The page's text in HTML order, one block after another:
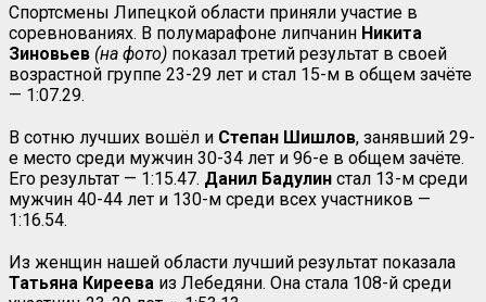
Спортсмены Липецкой области приняли участие в
соревнованиях. В полумарафоне липчанин Никита
Зиновьев (на фото) показал третий результат в своей
возрастной группе 23-29 лет и стал 15-м в общем зачёте
— 1:07.29.
В сотню лучших вошёл и Степан Шишлов, занявший 29-
е место среди мужчин 30-34 лет и 96-е в общем зачёте.
Его результат — 1:15.47. Данил Бадулин стал 13-м среди
мужчин 40-44 лет и 130-м среди всех участников —
1:16.54.
Из женщин нашей области лучший результат показала
Татьяна Киреева из Лебедяни. Она стала 108-й среди